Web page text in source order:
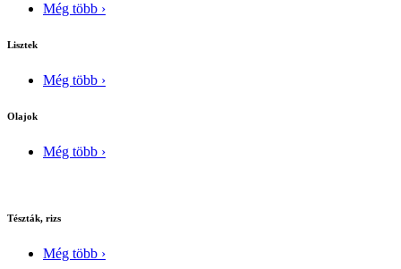
Még több ›
Lisztek
Még több ›
Olajok
Még több ›
Tészták, rizs
Még több ›